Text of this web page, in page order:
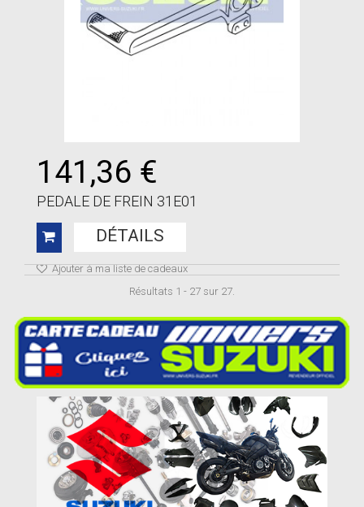
141,36 €
PEDALE DE FREIN 31E01
DÉTAILS
Ajouter à ma liste de cadeaux
Résultats 1 - 27 sur 27.